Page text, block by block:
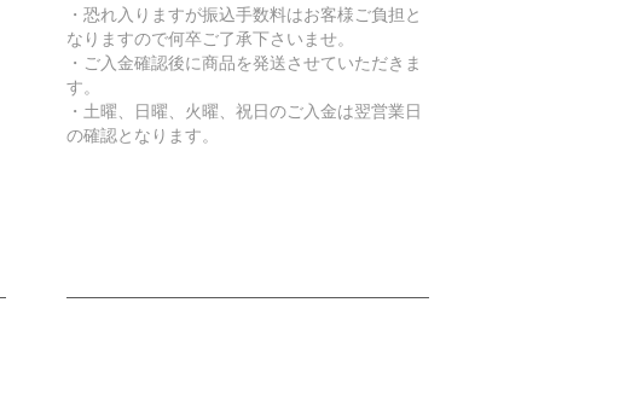
・恐れ入りますが振込手数料はお客様ご負担と
なりますので何卒ご了承下さいませ。
・ご入金確認後に商品を発送させていただきま
す。
・土曜、日曜、火曜、祝日のご入金は翌営業日
の確認となります。